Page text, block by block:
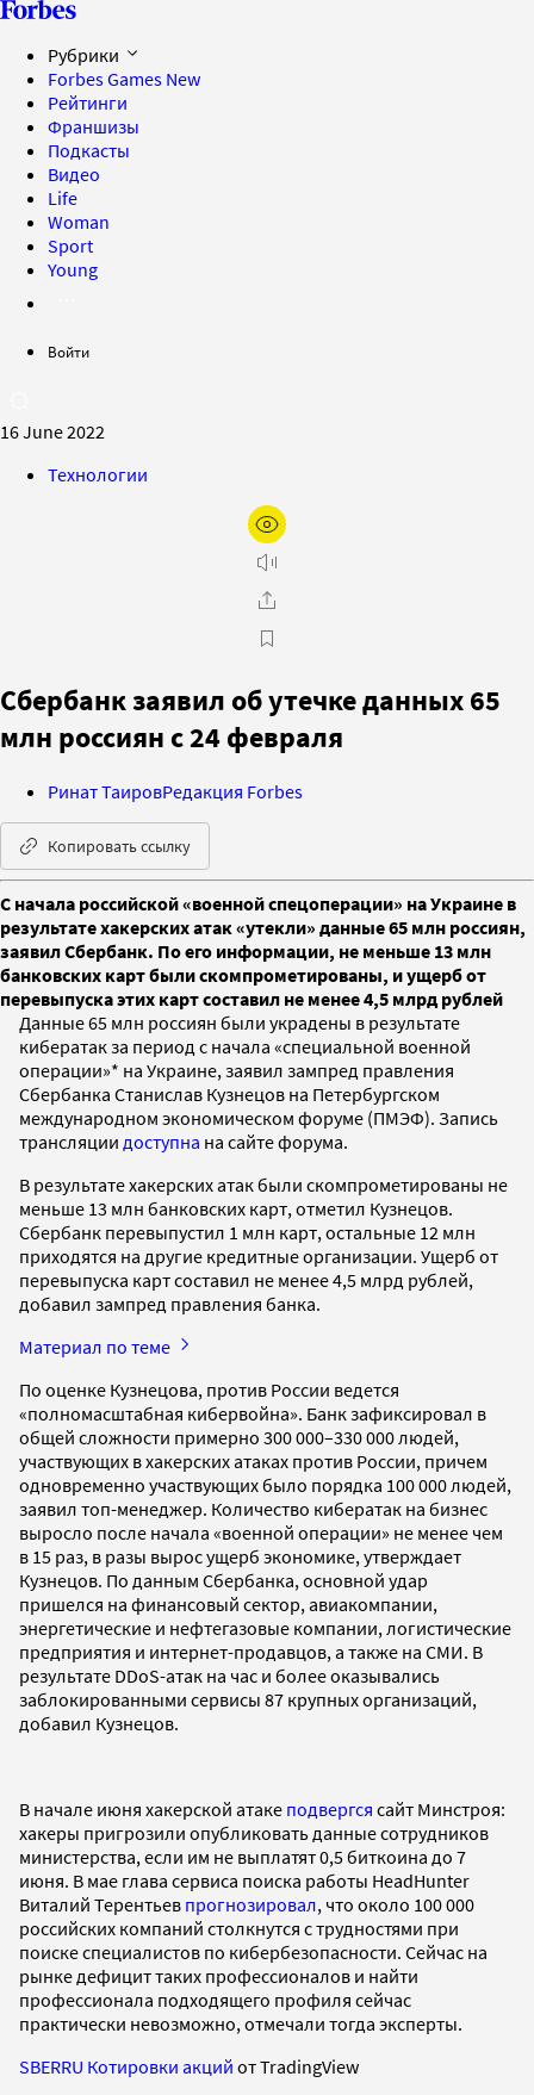
Рубрики
Forbes Games New
Рейтинги
Франшизы
Подкасты
Видео
Life
Woman
Sport
Young
Войти
16 June 2022
Технологии
Сбербанк заявил об утечке данных 65
млн россиян с 24 февраля
Ринат ТаировРедакция Forbes
Копировать ссылку
С начала российской «военной спецоперации» на Украине в
результате хакерских атак «утекли» данные 65 млн россиян,
заявил Сбербанк. По его информации, не меньше 13 млн
банковских карт были скомпрометированы, и ущерб от
перевыпуска этих карт составил не менее 4,5 млрд рублей
Данные 65 млн россиян были украдены в результате
кибератак за период с начала «специальной военной
операции»* на Украине, заявил зампред правления
Сбербанка Станислав Кузнецов на Петербургском
международном экономическом форуме (ПМЭФ). Запись
трансляции доступна на сайте форума.
В результате хакерских атак были скомпрометированы не
меньше 13 млн банковских карт, отметил Кузнецов.
Сбербанк перевыпустил 1 млн карт, остальные 12 млн
приходятся на другие кредитные организации. Ущерб от
перевыпуска карт составил не менее 4,5 млрд рублей,
добавил зампред правления банка.
Материал по теме
По оценке Кузнецова, против России ведется
«полномасштабная кибервойна». Банк зафиксировал в
общей сложности примерно 300 000–330 000 людей,
участвующих в хакерских атаках против России, причем
одновременно участвующих было порядка 100 000 людей,
заявил топ-менеджер. Количество кибератак на бизнес
выросло после начала «военной операции» не менее чем
в 15 раз, в разы вырос ущерб экономике, утверждает
Кузнецов. По данным Сбербанка, основной удар
пришелся на финансовый сектор, авиакомпании,
энергетические и нефтегазовые компании, логистические
предприятия и интернет-продавцов, а также на СМИ. В
результате DDoS-атак на час и более оказывались
заблокированными сервисы 87 крупных организаций,
добавил Кузнецов.
В начале июня хакерской атаке подвергся сайт Минстроя:
хакеры пригрозили опубликовать данные сотрудников
министерства, если им не выплатят 0,5 биткоина до 7
июня. В мае глава сервиса поиска работы HeadHunter
Виталий Терентьев прогнозировал, что около 100 000
российских компаний столкнутся с трудностями при
поиске специалистов по кибербезопасности. Сейчас на
рынке дефицит таких профессионалов и найти
профессионала подходящего профиля сейчас
практически невозможно, отмечали тогда эксперты.
SBERRU Котировки акций от TradingView